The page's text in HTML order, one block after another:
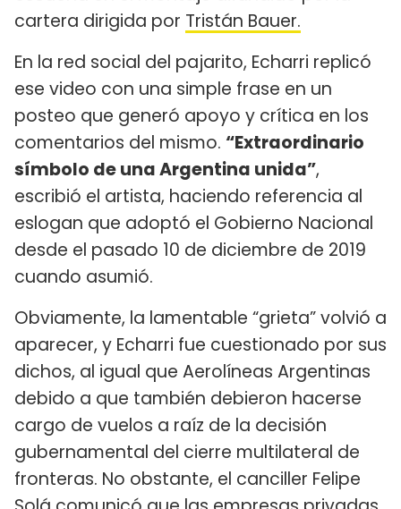
cartera dirigida por Tristán Bauer.
En la red social del pajarito, Echarri replicó
ese video con una simple frase en un
posteo que generó apoyo y crítica en los
comentarios del mismo. “Extraordinario
símbolo de una Argentina unida”,
escribió el artista, haciendo referencia al
eslogan que adoptó el Gobierno Nacional
desde el pasado 10 de diciembre de 2019
cuando asumió.
Obviamente, la lamentable “grieta” volvió a
aparecer, y Echarri fue cuestionado por sus
dichos, al igual que Aerolíneas Argentinas
debido a que también debieron hacerse
cargo de vuelos a raíz de la decisión
gubernamental del cierre multilateral de
fronteras. No obstante, el canciller Felipe